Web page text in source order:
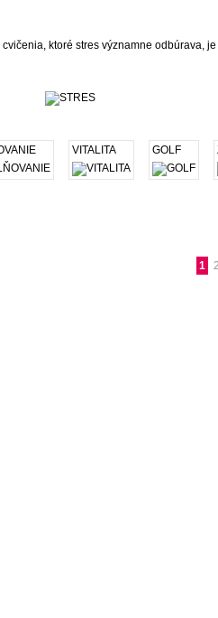
ktoré stres významne odbúrava,
VITALITA GOLF
1 2